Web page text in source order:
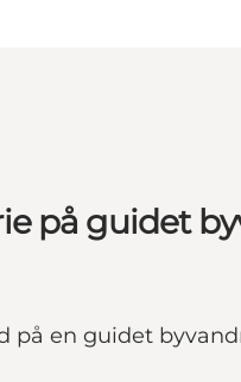
på guidet
på en guidet